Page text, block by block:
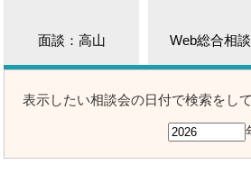
面談：高山 Web総合相
表示したい相談会の日付で検索をし